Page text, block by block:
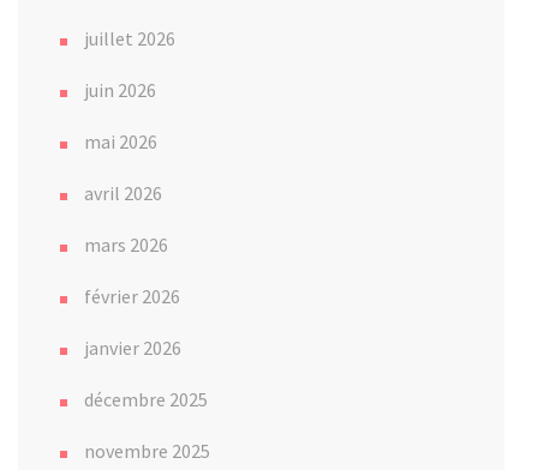
juillet 2026
juin 2026
mai 2026
avril 2026
mars 2026
février 2026
janvier 2026
décembre 2025
novembre 2025